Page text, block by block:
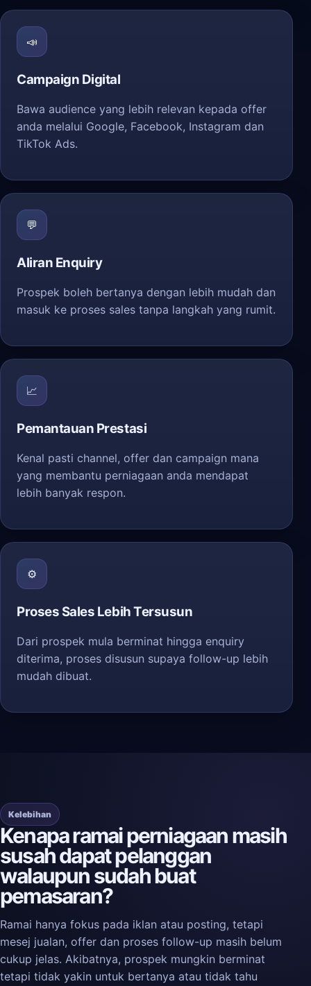
📣
Campaign Digital
Bawa audience yang lebih relevan kepada offer
anda melalui Google, Facebook, Instagram dan
TikTok Ads.
💬
Aliran Enquiry
Prospek boleh bertanya dengan lebih mudah dan
masuk ke proses sales tanpa langkah yang rumit.
📈
Pemantauan Prestasi
Kenal pasti channel, offer dan campaign mana
yang membantu perniagaan anda mendapat
lebih banyak respon.
⚙️
Proses Sales Lebih Tersusun
Dari prospek mula berminat hingga enquiry
diterima, proses disusun supaya follow-up lebih
mudah dibuat.
Kelebihan
Kenapa ramai perniagaan masih
susah dapat pelanggan
walaupun sudah buat
pemasaran?
Ramai hanya fokus pada iklan atau posting, tetapi
mesej jualan, offer dan proses follow-up masih belum
cukup jelas. Akibatnya, prospek mungkin berminat
tetapi tidak yakin untuk bertanya atau tidak tahu